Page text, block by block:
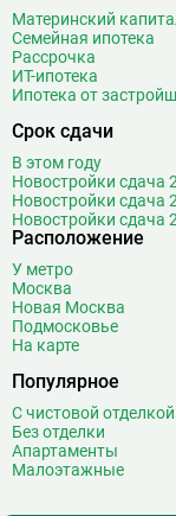
Материнский
Семейная ипотека
Рассрочка
ИТ-ипотека
Ипотека от
Срок сдачи
В этом году
Новостройки сдача
Новостройки сдача
Новостройки сдача
Расположение
У метро
Москва
Новая Москва
Подмосковье
На карте
Популярное
С чистовой отделкой
Без отделки
Апартаменты
Малоэтажные